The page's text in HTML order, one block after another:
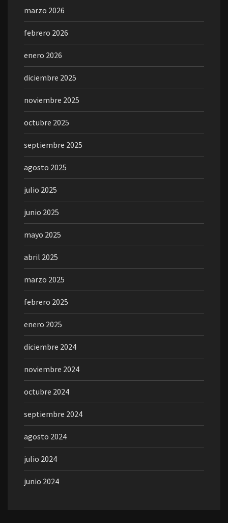
marzo 2026
febrero 2026
enero 2026
diciembre 2025
noviembre 2025
octubre 2025
septiembre 2025
agosto 2025
julio 2025
junio 2025
mayo 2025
abril 2025
marzo 2025
febrero 2025
enero 2025
diciembre 2024
noviembre 2024
octubre 2024
septiembre 2024
agosto 2024
julio 2024
junio 2024